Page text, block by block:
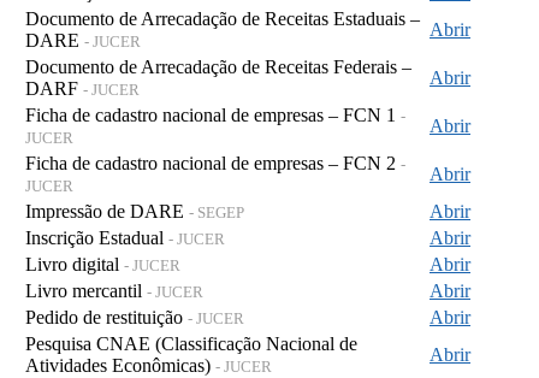
Documento de Arrecadação de Receitas Estaduais –
DARE - JUCER
Abrir
Documento de Arrecadação de Receitas Federais –
DARF - JUCER
Abrir
Ficha de cadastro nacional de empresas – FCN 1 -
JUCER
Abrir
Ficha de cadastro nacional de empresas – FCN 2 -
JUCER
Abrir
Impressão de DARE - SEGEP
Abrir
Inscrição Estadual - JUCER
Abrir
Livro digital - JUCER
Abrir
Livro mercantil - JUCER
Abrir
Pedido de restituição - JUCER
Abrir
Pesquisa CNAE (Classificação Nacional de
Atividades Econômicas) - JUCER
Abrir